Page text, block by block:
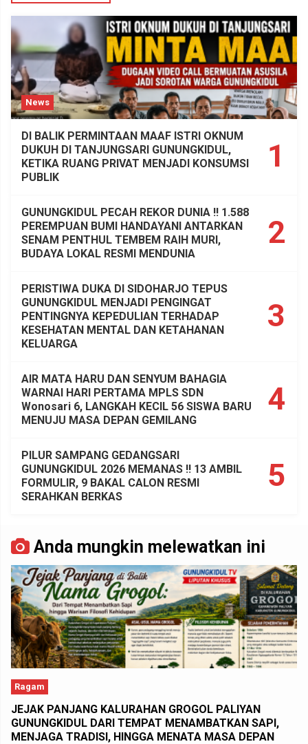
News
1
DI BALIK PERMINTAAN MAAF ISTRI OKNUM
DUKUH DI TANJUNGSARI GUNUNGKIDUL,
KETIKA RUANG PRIVAT MENJADI KONSUMSI
PUBLIK
2
GUNUNGKIDUL PECAH REKOR DUNIA !! 1.588
PEREMPUAN BUMI HANDAYANI ANTARKAN
SENAM PENTHUL TEMBEM RAIH MURI,
BUDAYA LOKAL RESMI MENDUNIA
3
PERISTIWA DUKA DI SIDOHARJO TEPUS
GUNUNGKIDUL MENJADI PENGINGAT
PENTINGNYA KEPEDULIAN TERHADAP
KESEHATAN MENTAL DAN KETAHANAN
KELUARGA
4
AIR MATA HARU DAN SENYUM BAHAGIA
WARNAI HARI PERTAMA MPLS SDN
Wonosari 6, LANGKAH KECIL 56 SISWA BARU
MENUJU MASA DEPAN GEMILANG
5
PILUR SAMPANG GEDANGSARI
GUNUNGKIDUL 2026 MEMANAS !! 13 AMBIL
FORMULIR, 9 BAKAL CALON RESMI
SERAHKAN BERKAS
Anda mungkin melewatkan ini
Ragam
JEJAK PANJANG KALURAHAN GROGOL PALIYAN
GUNUNGKIDUL DARI TEMPAT MENAMBATKAN SAPI,
MENJAGA TRADISI, HINGGA MENATA MASA DEPAN